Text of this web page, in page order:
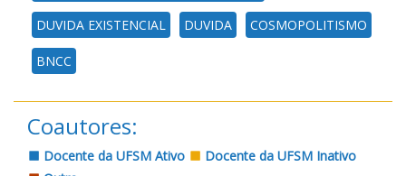
DUVIDA EXISTENCIAL DUVIDA COSMOPOLITISMO
BNCC
Coautores:
Docente da UFSM Ativo
Docente da UFSM Inativo